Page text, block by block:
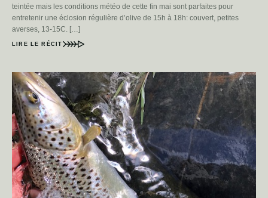
teintée mais les conditions météo de cette fin mai sont parfaites pour
entretenir une éclosion régulière d’olive de 15h à 18h: couvert, petites
averses, 13-15C. […]
LIRE LE RÉCIT